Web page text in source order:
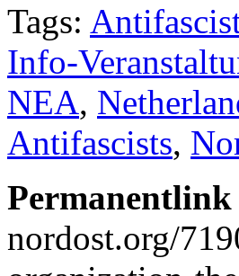
Tags:
Info-
NEA,
Antifascists,
nordost.org/